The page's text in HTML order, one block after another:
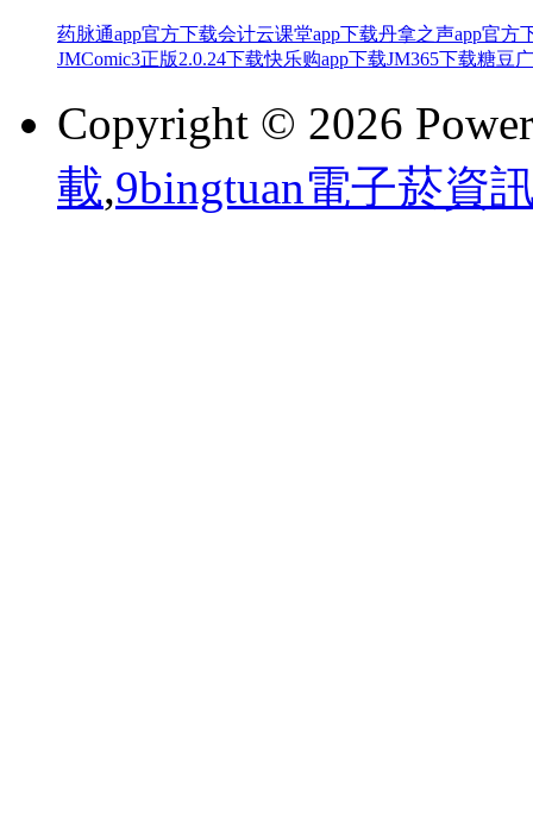
药脉通app官方下载会计云课堂app下载丹拿之声app官方
JMComic3正版2.0.24下载快乐购app下载JM365下载糖豆
Copyright © 2026
載,9bingtuan電子菸資